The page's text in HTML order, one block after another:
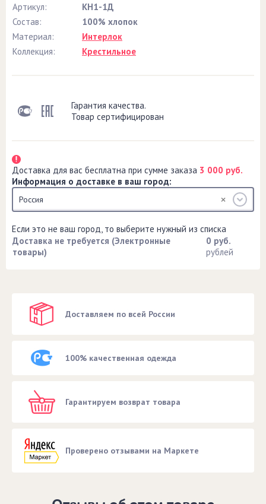
Артикул:
КН1-1Д
Состав:
100% хлопок
Материал:
Интерлок
Коллекция:
Крестильное
Гарантия качества.
Товар сертифицирован
Доставка для вас бесплатна при сумме заказа 3 000 руб.
Информация о доставке в ваш город:
Россия
Если это не ваш город, то выберите нужный из списка
Доставка не требуется (Электронные
товары)
0 руб.
рублей
Доставляем по всей России
100% качественная одежда
Гарантируем возврат товара
Проверено отзывами на Маркете